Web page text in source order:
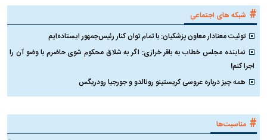
# شبکه های اجتماعی
توئیت معنادار معاون پزشکیان: با تمام توان کنار رئیس‌جمهور ایستاده‌ایم
نماینده مجلس خطاب به باقر خرازی: اگر به شلاق محکوم شوی حاضرم با وضو آن را
اجرا کنم!
همه چیز درباره عروسی کریستینو رونالدو و جورجیا رودریگس
# مناسبت‌ها